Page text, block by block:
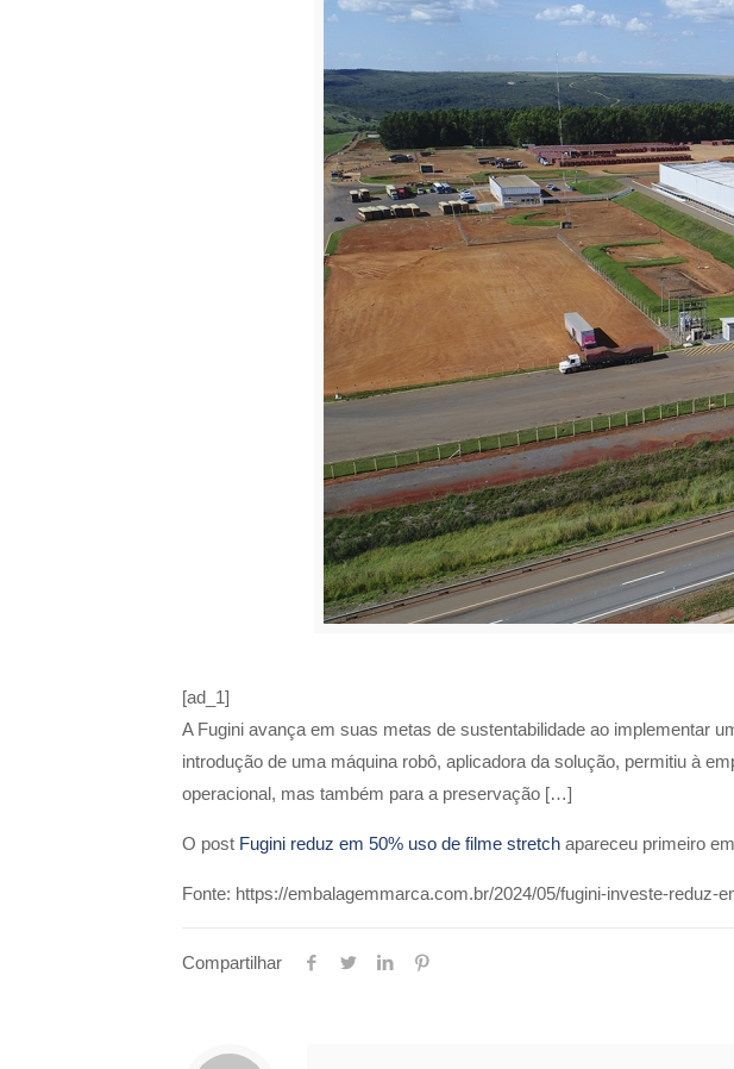
[ad_1]
A Fugini avança em suas metas de sustentabilidade ao implementar
introdução de uma máquina robô, aplicadora da solução, permitiu à
operacional, mas também para a preservação […]
O post Fugini reduz em 50% uso de filme stretchapareceu primeiro em
Fonte: https://embalagemmarca.com.br/2024/05/fugini-investe-reduz-
Compartilhar